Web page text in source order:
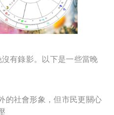
有錄影。以下是一些當晚
的社會形象，但市民更關心